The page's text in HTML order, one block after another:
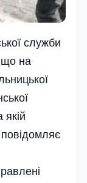
служби
що на